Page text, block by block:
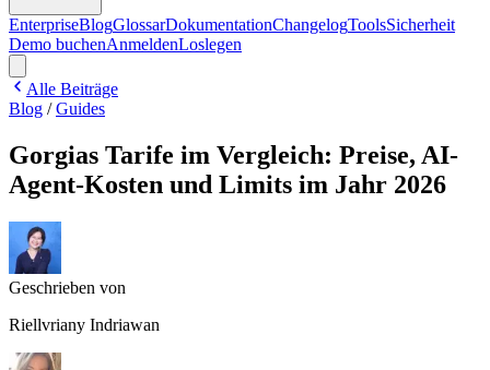
EnterpriseBlogGlossarDokumentationChangelogToolsSicherheit
Demo buchenAnmeldenLoslegen
Alle Beiträge
Blog /Guides
Gorgias Tarife im Vergleich: Preise, AI-
Agent-Kosten und Limits im Jahr 2026
Geschrieben von
Riellvriany Indriawan